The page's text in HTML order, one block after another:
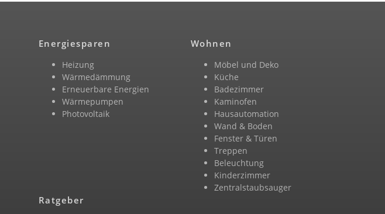
Energiesparen
Heizung
Wärmedämmung
Erneuerbare Energien
Wärmepumpen
Photovoltaik
Wohnen
Möbel und Deko
Küche
Badezimmer
Kaminofen
Hausautomation
Wand & Boden
Fenster & Türen
Treppen
Beleuchtung
Kinderzimmer
Zentralstaubsauger
Ratgeber